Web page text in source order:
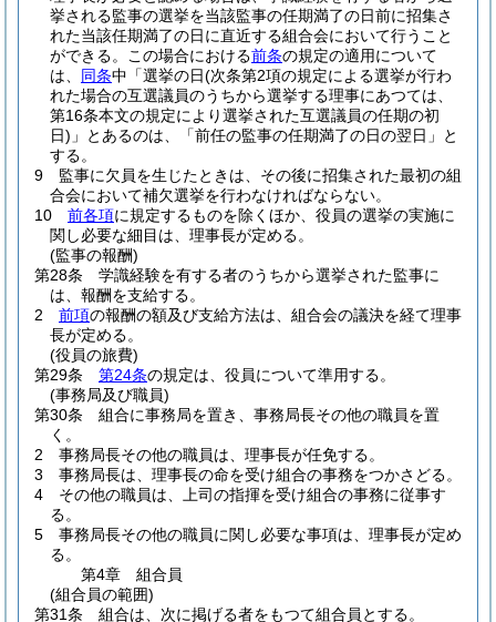
挙される監事の選挙を当該監事の任期満了の日前に招集さ
れた当該任期満了の日に直近する組合会において行うこと
ができる。
この場合における前条の規定の適用について
は、 同条中「選挙の日(次条第2項の規定による選挙が行わ
れた場合の互選議員のうちから選挙する理事にあつては、
第16条本文の規定により選挙された互選議員の任期の初
日) 」とあるのは、「前任の監事の任期満了の日の翌日」と
する。
9
監事に欠員を生じたときは、その後に招集された最初の組
合会において補欠選挙を行わなければならない。
10
前各項に規定するものを除くほか、役員の選挙の実施に
関し必要な細目は、理事長が定める。
(監事の報酬)
第28条
学識経験を有する者のうちから選挙された監事に
は、報酬を支給する。
2
前項の報酬の額及び支給方法は、組合会の議決を経て理事
長が定める。
(役員の旅費)
第29条
第24条の規定は、役員について準用する。
(事務局及び職員)
第30条
組合に事務局を置き、事務局長その他の職員を置
く。
2
事務局長その他の職員は、理事長が任免する。
3
事務局長は、理事長の命を受け組合の事務をつかさどる。
4
その他の職員は、上司の指揮を受け組合の事務に従事す
る。
5
事務局長その他の職員に関し必要な事項は、理事長が定め
る。
第4章
組合員
(組合員の範囲)
第31条
組合は、次に掲げる者をもつて組合員とする。